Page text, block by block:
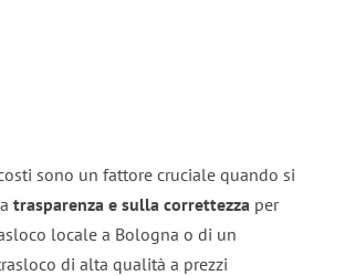
sono un fattore cruciale quando si
trasparenza e sulla correttezza per
locale a Bologna o di un
di alta qualità a prezzi